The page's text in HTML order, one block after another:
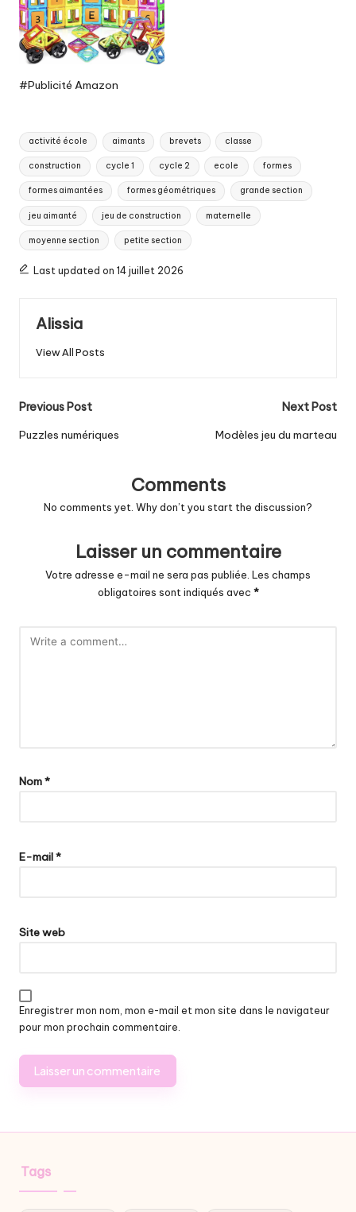
#Publicité Amazon
Tags:
activité école aimants brevets classe
construction cycle 1 cycle 2 ecole formes
formes aimantées formes géométriques grande section
jeu aimanté jeu de construction maternelle
moyenne section petite section
Last updated on 14 juillet 2026
Alissia
View All Posts
Post
navigation
Previous Post
Puzzles numériques
Next Post
Modèles jeu du marteau
Comments
No comments yet. Why don’t you start the discussion?
Laisser un commentaire
Votre adresse e-mail ne sera pas publiée. Les champs
obligatoires sont indiqués avec *
Nom*
E-mail*
Site web
Enregistrer mon nom, mon e-mail et mon site dans le navigateur
pour mon prochain commentaire.
Tags